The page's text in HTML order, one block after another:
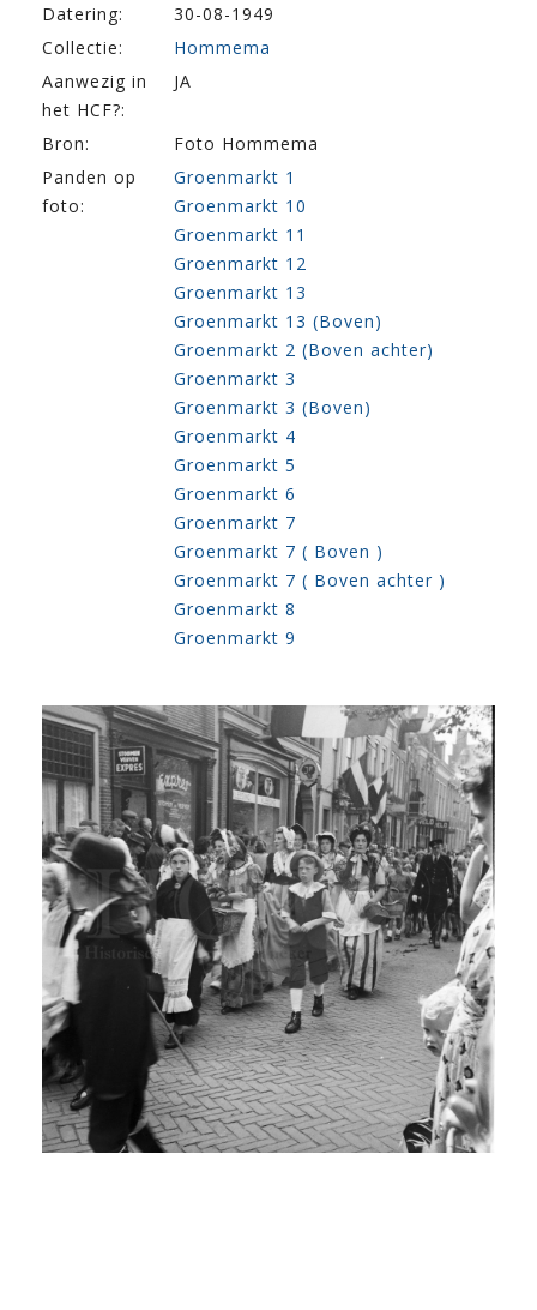
Datering:
30-08-1949
Collectie:
Hommema
Aanwezig in
het HCF?:
JA
Bron:
Foto Hommema
Panden op
foto:
Groenmarkt 1
Groenmarkt 10
Groenmarkt 11
Groenmarkt 12
Groenmarkt 13
Groenmarkt 13 (Boven)
Groenmarkt 2 (Boven achter)
Groenmarkt 3
Groenmarkt 3 (Boven)
Groenmarkt 4
Groenmarkt 5
Groenmarkt 6
Groenmarkt 7
Groenmarkt 7 ( Boven )
Groenmarkt 7 ( Boven achter )
Groenmarkt 8
Groenmarkt 9